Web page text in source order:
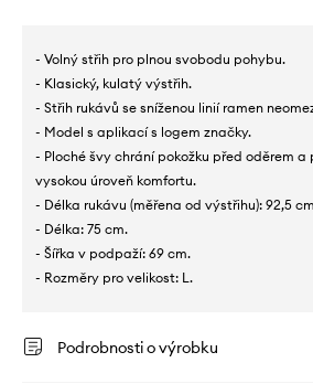
- Volný střih pro plnou svobodu pohybu.
- Klasický, kulatý výstřih.
- Střih rukávů se sníženou linií ramen
- Model s aplikací s logem značky.
- Ploché švy chrání pokožku před oděrem
vysokou úroveň komfortu.
- Délka rukávu (měřena od výstřihu): 92,5
- Délka: 75 cm.
- Šířka v podpaží: 69 cm.
- Rozměry pro velikost: L.
Podrobnosti o výrobku